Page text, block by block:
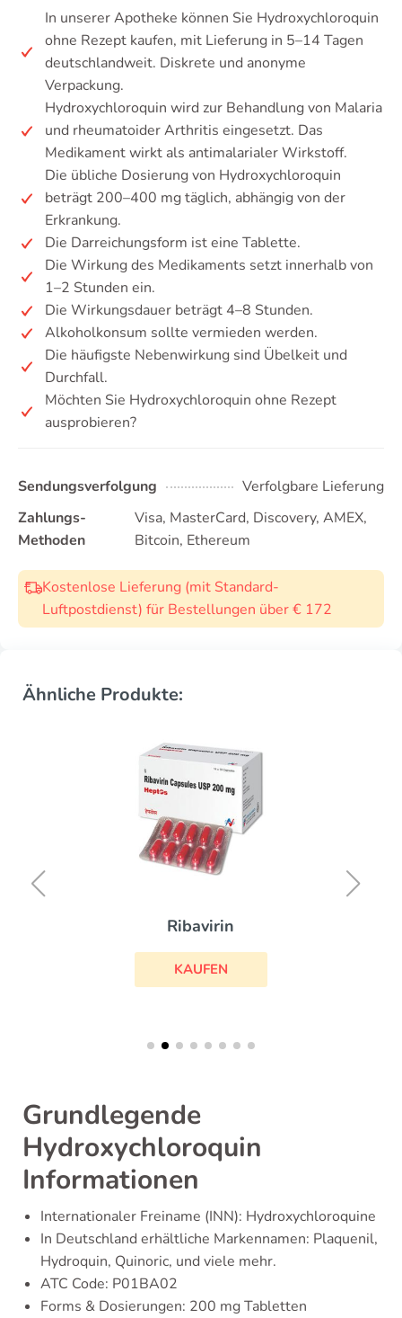
In unserer Apotheke können Sie Hydroxychloroquin
ohne Rezept kaufen, mit Lieferung in 5–14 Tagen
deutschlandweit. Diskrete und anonyme
Verpackung.
Hydroxychloroquin wird zur Behandlung von Malaria
und rheumatoider Arthritis eingesetzt. Das
Medikament wirkt als antimalarialer Wirkstoff.
Die übliche Dosierung von Hydroxychloroquin
beträgt 200–400 mg täglich, abhängig von der
Erkrankung.
Die Darreichungsform ist eine Tablette.
Die Wirkung des Medikaments setzt innerhalb von
1–2 Stunden ein.
Die Wirkungsdauer beträgt 4–8 Stunden.
Alkoholkonsum sollte vermieden werden.
Die häufigste Nebenwirkung sind Übelkeit und
Durchfall.
Möchten Sie Hydroxychloroquin ohne Rezept
ausprobieren?
Sendungsverfolgung
Verfolgbare Lieferung
Zahlungs-
Methoden
Visa, MasterCard, Discovery, AMEX,
Bitcoin, Ethereum
Kostenlose Lieferung (mit Standard-
Luftpostdienst) für Bestellungen über € 172
Ähnliche Produkte:
Ribavirin
KAUFEN
Grundlegende
Hydroxychloroquin
Informationen
Internationaler Freiname (INN): Hydroxychloroquine
In Deutschland erhältliche Markennamen: Plaquenil,
Hydroquin, Quinoric, und viele mehr.
ATC Code: P01BA02
Forms & Dosierungen: 200 mg Tabletten